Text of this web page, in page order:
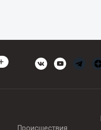
Происшествия